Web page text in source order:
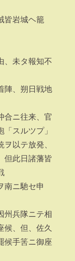
皆岩城ヘ籠
、未タ報知不
陣、朔日戦地
合ニ往来、官
スルツプ」
以テ放発、
但此日諸藩皆
南ニ馳セ申
州兵隊ニテ相
候、但、佐久
候手筈ニ御座